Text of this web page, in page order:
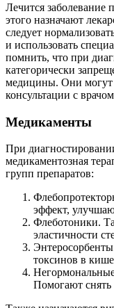
Лечится
этого назначают
следует
и использовать
помнить, что при
категорически
медицины. Они могут
консультации с
Медикаменты
При
медикаментозная
групп препаратов:
эффект,
Флеботоники.
эластичности
токсинов в
Помогают снять